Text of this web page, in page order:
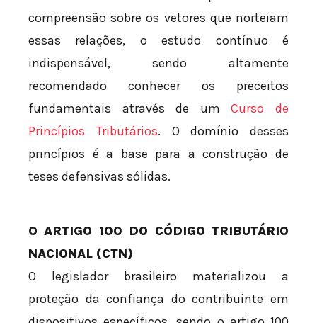
compreensão sobre os vetores que norteiam
essas relações, o estudo contínuo é
indispensável, sendo altamente
recomendado conhecer os preceitos
fundamentais através de umCurso de
Princípios Tributários. O domínio desses
princípios é a base para a construção de
teses defensivas sólidas.
O ARTIGO 100 DO CÓDIGO TRIBUTÁRIO
NACIONAL (CTN)
O legislador brasileiro materializou a
proteção da confiança do contribuinte em